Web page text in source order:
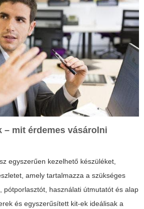
– mit érdemes vásárolni
egyszerűen kezelhető készüléket,
amely tartalmazza a szükséges
pótporlasztót, használati útmutatót és alap
és egyszerűsített kit-ek ideálisak a